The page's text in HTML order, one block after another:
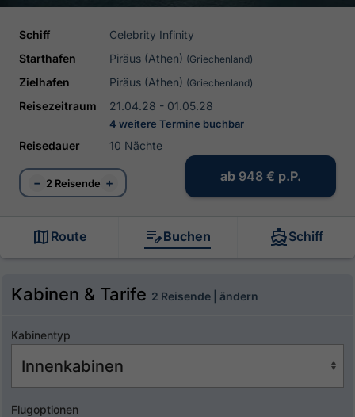
Schiff
Celebrity Infinity
Starthafen
Piräus (Athen) (Griechenland)
Zielhafen Piräus (Athen) (Griechenland)
Reisezeitraum 21.04.28 - 01.05.28
4 weitere Termine buchbar
Reisedauer 10 Nächte
− 2 Reisende + ab 948 € p.P.
Route Buchen Schiff
Kabinen & Tarife 2 Reisende | ändern
Kabinentyp
Flugoptionen